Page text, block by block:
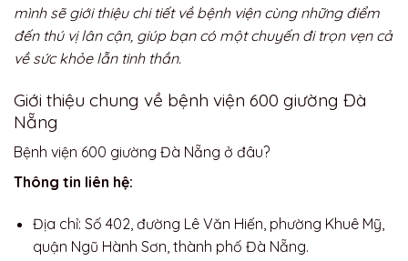
mình sẽ giới thiệu chi tiết về bệnh viện cùng những điểm
đến thú vị lân cận, giúp bạn có một chuyến đi trọn vẹn cả
về sức khỏe lẫn tinh thần.
Giới thiệu chung về bệnh viện 600 giường Đà
Nẵng
Bệnh viện 600 giường Đà Nẵng ở đâu?
Thông tin liên hệ:
Địa chỉ: Số 402, đường Lê Văn Hiến, phường Khuê Mỹ,
quận Ngũ Hành Sơn, thành phố Đà Nẵng.